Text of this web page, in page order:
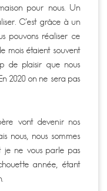
pour nous. Un
C’est grâce à un
pouvons réaliser ce
mois étaient souvent
de plaisir que nous
2020 on ne sera pas
vont devenir nos
nous, nous sommes
je ne vous parle pas
année, étant